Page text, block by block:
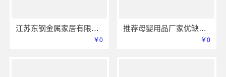
江苏东钢金属家居有限公司屏风艺术漆价格
￥0
推荐母婴用品厂家优缺点-湖北省惠物电子商务有限公司
￥0